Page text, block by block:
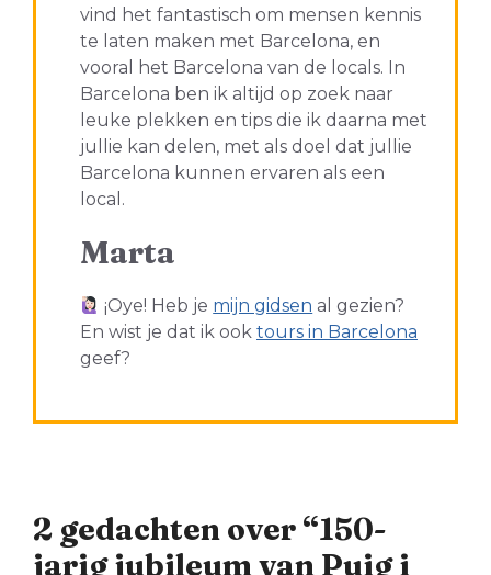
vind het fantastisch om mensen kennis
te laten maken met Barcelona, en
vooral het Barcelona van de locals. In
Barcelona ben ik altijd op zoek naar
leuke plekken en tips die ik daarna met
jullie kan delen, met als doel dat jullie
Barcelona kunnen ervaren als een
local.
Marta
¡Oye! Heb je mijn gidsen al gezien?
En wist je dat ik ook tours in Barcelona
geef?
2 gedachten over “150-
jarig jubileum van Puig i